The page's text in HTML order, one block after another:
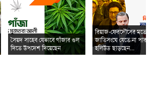
সৈয়দ সাহেব যেভাবে গাঁজার গুল
দিতে উপদেশ দিয়েছেন
রিয়াজ-ফেরদৌসের মতো
জাতিসংঘে যেতে না
হলিউড ছাড়ছেন...